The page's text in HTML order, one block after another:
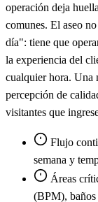
operación deja
comunes. El aseo
día": tiene que
la experiencia del
cualquier hora. Una
percepción de
visitantes que
Flujo
semana y
Áreas
(BPM), baños